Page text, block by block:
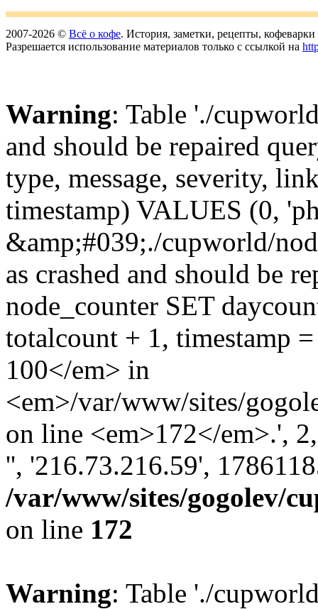
2007-2026 © Всё о кофе. История, заметки, рецепты,
Разрешается использование материалов только с ссылкой на
Warning: Table './
and should be repaired
type, message, severity,
timestamp) VALUES (0,
&amp;#039;./cupworld/
as crashed and should be
node_counter SET
totalcount + 1, timestamp
100</em> in
<em>/var/www/sites/
on line <em>172</em>.',
'', '216.73.216.59',
/var/www/sites/gogolev/
on line 172
Warning: Table './